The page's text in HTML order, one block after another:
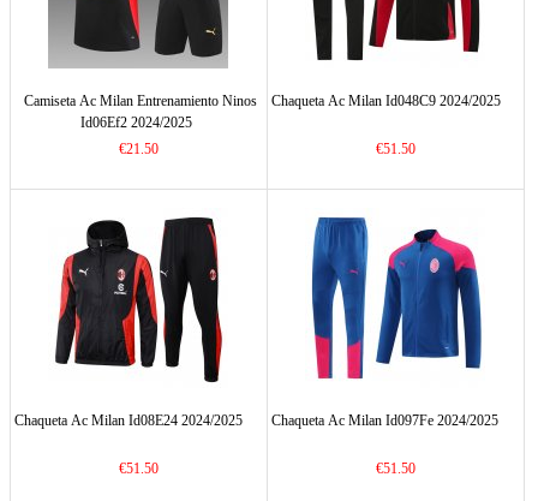
Camiseta Ac Milan Entrenamiento Ninos
Id06Ef2 2024/2025
€21.50
Chaqueta Ac Milan Id048C9 2024/2025
€51.50
Chaqueta Ac Milan Id08E24 2024/2025
€51.50
Chaqueta Ac Milan Id097Fe 2024/2025
€51.50